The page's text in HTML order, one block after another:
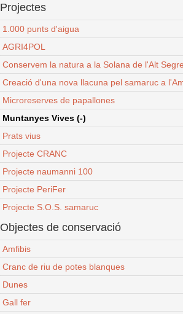
Projectes
1.000 punts d'aigua
AGRI4POL
Conservem la natura a la Solana de l'Alt
Creació d'una nova llacuna pel samaruc a
Microreserves de papallones
Muntanyes Vives (-)
Prats vius
Projecte CRANC
Projecte naumanni 100
Projecte PeriFer
Projecte S.O.S. samaruc
Objectes de conservació
Amfibis
Cranc de riu de potes blanques
Dunes
Gall fer